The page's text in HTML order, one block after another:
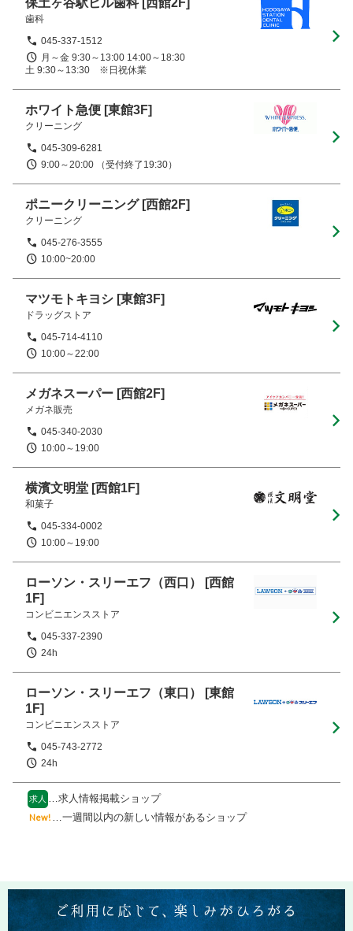
保土ヶ谷駅ビル歯科[西館2F]
歯科
045-337-1512
月～金 9:30～13:00 14:00～18:30
土 9:30～13:30　※日祝休業
ホワイト急便 [東館3F]
クリーニング
045-309-6281
9:00～20:00 （受付終了19:30）
ポニークリーニング[西館2F]
クリーニング
045-276-3555
10:00~20:00
マツモトキヨシ [東館3F]
ドラッグストア
045-714-4110
10:00～22:00
メガネスーパー [西館2F]
メガネ販売
045-340-2030
10:00～19:00
横濱文明堂 [西館1F]
和菓子
045-334-0002
10:00～19:00
ローソン・スリーエフ（西口）
[西館
1F]
コンビニエンスストア
045-337-2390
24h
ローソン・スリーエフ（東口）
[東館
1F]
コンビニエンスストア
045-743-2772
24h
求人 …求人情報掲載ショップ
New! …一週間以内の新しい情報があるショップ